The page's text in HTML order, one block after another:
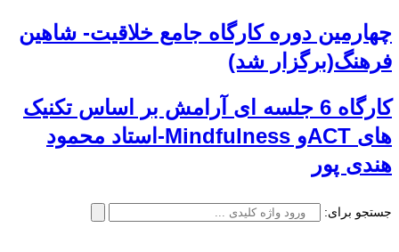
چهارمین دوره کارگاه جامع خلاقیت- شاهین
فرهنگ(برگزار شد)
کارگاه 6 جلسه ای آرامش بر اساس تکنیک
های ACTو Mindfulness-استاد محمود
هندی پور
جستجو برای: